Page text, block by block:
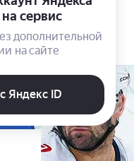
-
-
Бешикташ
Все матчи